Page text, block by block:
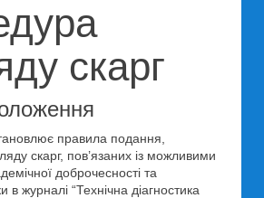
скарг
правила подання,
скарг, пов’язаних із можливими
доброчесності та
в журналі “Технічна діагностика